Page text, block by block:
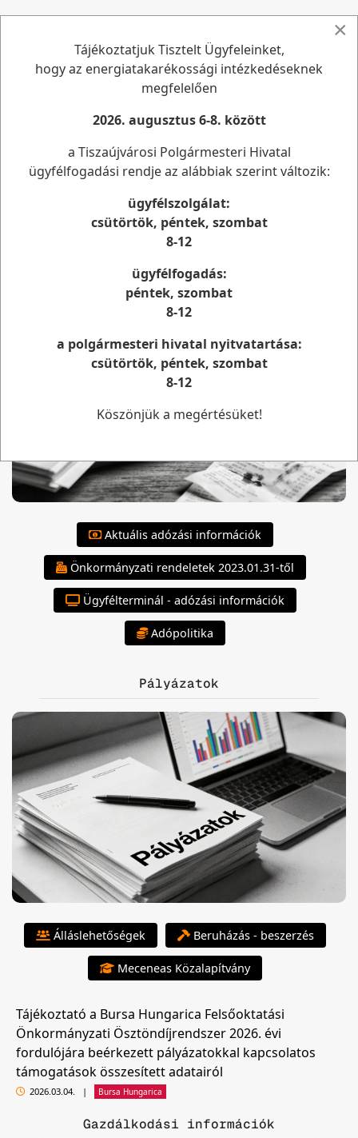
Az elszállított gépjárművet tulajdonosa a tulajdonjog
igazolását követően, a fent meghatározott helyen, a
Tiszaújvárosi Polgármesteri Hivatal pénztárában
történő megfizetését követően egy arról kapott
igazolás birtokában a 3580 Tiszaújváros Tisza út 2/E
szám alatti őrzési helyen a Tiszaújvárosi Városgazda
Nonprofit Kft. telephelyén válthatja ki.
Elszállított gépjárművek listája
Adózási információk
Aktuális adózási információk
Önkormányzati rendeletek 2023.01.31-től
Ügyfélterminál - adózási információk
Adópolitika
Pályázatok
Álláslehetőségek Beruházás - beszerzés
Meceneas Közalapítvány
Tájékoztató a Bursa Hungarica Felsőoktatási
Önkormányzati Ösztöndíjrendszer 2026. évi
fordulójára beérkezett pályázatokkal kapcsolatos
támogatások összesített adatairól
2026.03.04. | Bursa Hungarica
Gazdálkodási információk
×
Tájékoztatjuk Tisztelt Ügyfeleinket,
hogy az energiatakarékossági intézkedéseknek
megfelelően
2026. augusztus 6-8. között
a Tiszaújvárosi Polgármesteri Hivatal
ügyfélfogadási rendje az alábbiak szerint változik:
ügyfélszolgálat:
csütörtök, péntek, szombat
8-12
ügyfélfogadás:
péntek, szombat
8-12
a polgármesteri hivatal nyitvatartása:
csütörtök, péntek, szombat
8-12
Köszönjük a megértésüket!